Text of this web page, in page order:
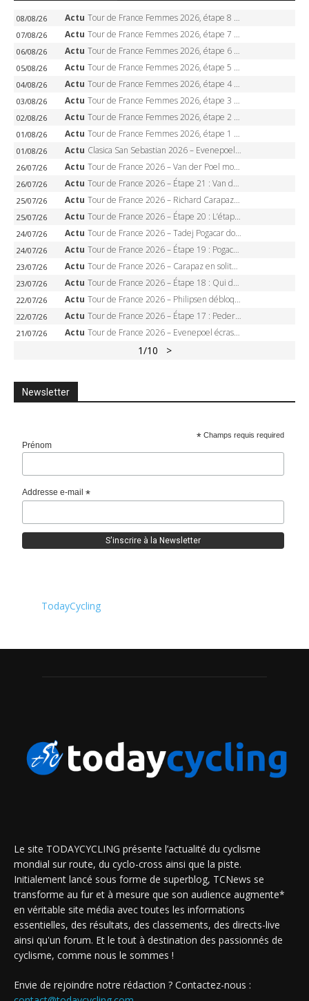
08/08/26 Actu Tour de France Femmes 2026, étape 8 – Demi Vollering gagne à Nice, reprend le jaune, Niewiadoma à 8 secondes
07/08/26 Actu Tour de France Femmes 2026, étape 7 – Kasia Niewiadoma gagne le Ventoux, maillot jaune, Reusser et Vollering piégées
06/08/26 Actu Tour de France Femmes 2026, étape 6 – Kim Le Court-Pienaar gagne à Tournon, Reusser en jaune
05/08/26 Actu Tour de France Femmes 2026, étape 5 – Demi Vollering gagne à Belleville, Reusser en jaune, Ferrand-Prévot coule
04/08/26 Actu Tour de France Femmes 2026, étape 4 – Marlen Reusser écrase le chrono, Ferrand-Prévot en crise
03/08/26 Actu Tour de France Femmes 2026, étape 3 – Sigrid Haugset en solitaire, 88 km d’échappée, maillot jaune
02/08/26 Actu Tour de France Femmes 2026, étape 2 – Lorena Wiebes doublé à Genève, Markus héroïque, 7e record
01/08/26 Actu Tour de France Femmes 2026, étape 1 – Lorena Wiebes intouchable à Lausanne, premier maillot jaune
01/08/26 Actu Clasica San Sebastian 2026 – Evenepoel recordman, 4e victoire, Carapaz battu au sprint
26/07/26 Actu Tour de France 2026 – Van der Poel monumental à Paris, Pogacar égale le record des cinq sacres
26/07/26 Actu Tour de France 2026 – Étape 21 : Van der Poel, Pogacar, qui succédera à Wout van Aert sur les Champs-Elysées ?
25/07/26 Actu Tour de France 2026 – Richard Carapaz roi des Alpes, doublé et maillot à pois, Seixas perd le podium
25/07/26 Actu Tour de France 2026 – Étape 20 : L’étape reine, Galibier, Sarenne, Alpe d’Huez, qui succédera à Pogacar ?
24/07/26 Actu Tour de France 2026 – Tadej Pogacar dompte l’Alpe d’Huez, 5e victoire, record de Pantani pulvérisé
24/07/26 Actu Tour de France 2026 – Étape 19 : Pogacar peut-il enfin dompter l’Alpe d’Huez ?
23/07/26 Actu Tour de France 2026 – Carapaz en solitaire à Orcières-Merlette, Paret-Peintre à un point du maillot à pois
23/07/26 Actu Tour de France 2026 – Étape 18 : Qui domptera Orcières-Merlette, première marche vers l’Alpe d’Huez ?
22/07/26 Actu Tour de France 2026 – Philipsen débloque son compteur à Voiron, Pedersen en danger pour le maillot vert
22/07/26 Actu Tour de France 2026 – Étape 17 : Pedersen peut-il verrouiller le maillot vert à Voiron ?
21/07/26 Actu Tour de France 2026 – Evenepoel écrase le chrono d’Évian, Seixas 4e, Lipowitz abandonne
1/10 >
Newsletter
* Champs requis required
Prénom
Addresse e-mail*
TodayCycling
Le site TODAYCYCLING présente l’actualité du cyclisme
mondial sur route, du cyclo-cross ainsi que la piste.
Initialement lancé sous forme de superblog, TCNews se
transforme au fur et à mesure que son audience augmente*
en véritable site média avec toutes les informations
essentielles, des résultats, des classements, des directs-live
ainsi qu'un forum. Et le tout à destination des passionnés de
cyclisme, comme nous le sommes !
Envie de rejoindre notre rédaction ? Contactez-nous :